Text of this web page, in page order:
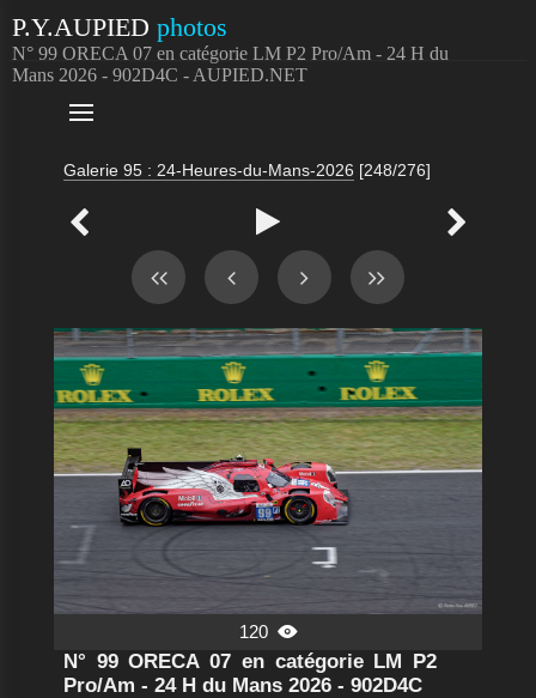
P.Y.AUPIED photos
N° 99 ORECA 07 en catégorie LM P2 Pro/Am - 24 H du
Mans 2026 - 902D4C - AUPIED.NET

Galerie 95 : 24-Heures-du-Mans-2026 [248/276]
  
120 
N° 99 ORECA 07 en catégorie LM P2
Pro/Am - 24 H du Mans 2026 - 902D4C